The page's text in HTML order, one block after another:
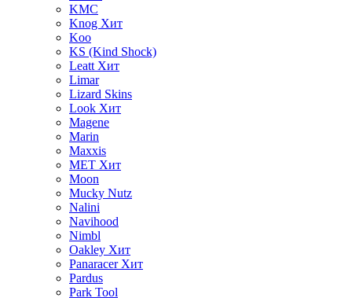
KMC
Knog Хит
Koo
KS (Kind Shock)
Leatt Хит
Limar
Lizard Skins
Look Хит
Magene
Marin
Maxxis
MET Хит
Moon
Mucky Nutz
Nalini
Navihood
Nimbl
Oakley Хит
Panaracer Хит
Pardus
Park Tool